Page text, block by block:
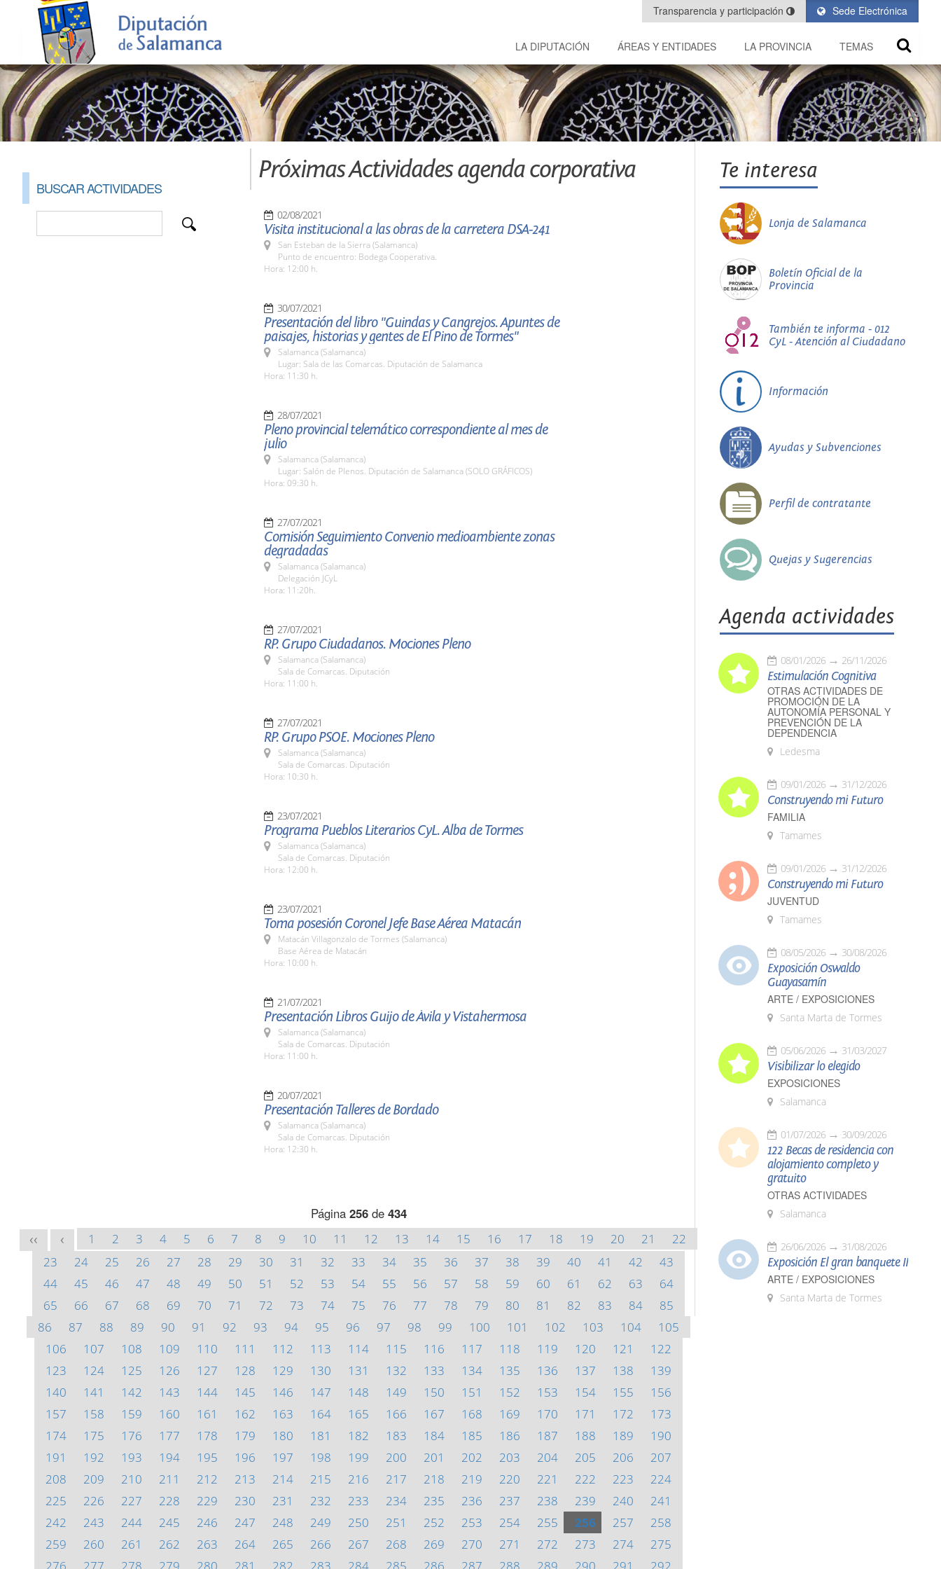
Sede Electrónica
Transparencia y participación
LA DIPUTACIÓN ÁREAS Y ENTIDADES LA PROVINCIA TEMAS
BUSCAR ACTIVIDADES
Próximas Actividades agenda corporativa
02/08/2021
Visita institucional a las obras de la carretera DSA-241
San Esteban de la Sierra (Salamanca)
Punto de encuentro: Bodega Cooperativa.
Hora: 12:00 h.
30/07/2021
Presentación del libro "Guindas y Cangrejos. Apuntes de
paisajes, historias y gentes de El Pino de Tormes"
Salamanca (Salamanca)
Lugar: Sala de las Comarcas. Diputación de Salamanca
Hora: 11:30 h.
28/07/2021
Pleno provincial telemático correspondiente al mes de
julio
Salamanca (Salamanca)
Lugar: Salón de Plenos. Diputación de Salamanca (SOLO GRÁFICOS)
Hora: 09:30 h.
27/07/2021
Comisión Seguimiento Convenio medioambiente zonas
degradadas
Salamanca (Salamanca)
Delegación JCyL
Hora: 11:20h.
27/07/2021
RP. Grupo Ciudadanos. Mociones Pleno
Salamanca (Salamanca)
Sala de Comarcas. Diputación
Hora: 11:00 h.
27/07/2021
RP. Grupo PSOE. Mociones Pleno
Salamanca (Salamanca)
Sala de Comarcas. Diputación
Hora: 10:30 h.
23/07/2021
Programa Pueblos Literarios CyL. Alba de Tormes
Salamanca (Salamanca)
Sala de Comarcas. Diputación
Hora: 12:00 h.
23/07/2021
Toma posesión Coronel Jefe Base Aérea Matacán
Matacán Villagonzalo de Tormes (Salamanca)
Base Aérea de Matacán
Hora: 10:00 h.
21/07/2021
Presentación Libros Guijo de Ávila y Vistahermosa
Salamanca (Salamanca)
Sala de Comarcas. Diputación
Hora: 11:00 h.
20/07/2021
Presentación Talleres de Bordado
Salamanca (Salamanca)
Sala de Comarcas. Diputación
Hora: 12:30 h.
Página 256de 434
<< < 1 2 3 4 5 6 7 8 9 10 11 12 13 14 15 16 17 18 19 20 21
22
23
24 25 26 27 28 29 30 31 32 33 34 35 36 37 38 39 40 41 42
43
44
45 46 47 48 49 50 51 52 53 54 55 56 57 58 59 60 61 62 63
64
65
66 67 68 69 70 71 72 73 74 75 76 77 78 79 80 81 82 83 84
85
86
87 88 89 90 91 92 93 94 95 96 97 98 99 100 101 102 103 104
105
106
107 108 109 110 111 112 113 114 115 116 117 118 119 120 121
122
123
124 125 126 127 128 129 130 131 132 133 134 135 136 137 138
139
140
141 142 143 144 145 146 147 148 149 150 151 152 153 154 155
156
157
158 159 160 161 162 163 164 165 166 167 168 169 170 171 172
173
174
175 176 177 178 179 180 181 182 183 184 185 186 187 188 189
190
191
192 193 194 195 196 197 198 199 200 201 202 203 204 205 206
207
208
209 210 211 212 213 214 215 216 217 218 219 220 221 222 223
224
225
226 227 228 229 230 231 232 233 234 235 236 237 238 239 240
241
242
243 244 245 246 247 248 249 250 251 252 253 254 255 256 257
258
259
260 261 262 263 264 265 266 267 268 269 270 271 272 273 274
275
Te interesa
Lonja de Salamanca
Boletín Oficial de la
Provincia
También te informa - 012
CyL - Atención al Ciudadano
Información
Ayudas y Subvenciones
Perfil de contratante
Quejas y Sugerencias
Agenda actividades
08/01/2026 26/11/2026
Estimulación Cognitiva
OTRAS ACTIVIDADES DE
PROMOCIÓN DE LA
AUTONOMÍA PERSONAL Y
PREVENCIÓN DE LA
DEPENDENCIA
Ledesma
09/01/2026 31/12/2026
Construyendo mi Futuro
FAMILIA
Tamames
09/01/2026 31/12/2026
Construyendo mi Futuro
JUVENTUD
Tamames
08/05/2026 30/08/2026
Exposición Oswaldo
Guayasamín
ARTE / EXPOSICIONES
Santa Marta de Tormes
05/06/2026 31/03/2027
Visibilizar lo elegido
EXPOSICIONES
Salamanca
01/07/2026 30/09/2026
122 Becas de residencia con
alojamiento completo y
gratuito
OTRAS ACTIVIDADES
Salamanca
26/06/2026 31/08/2026
Exposición El gran banquete II
ARTE / EXPOSICIONES
Santa Marta de Tormes